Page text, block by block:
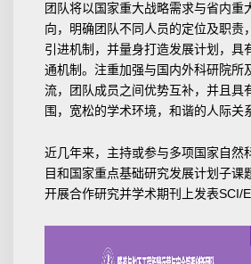
团队将以国家重大战略需求与省内重
向，明确团队不同人员的定位及职责
引进机制，并量身打造发展计划，具
通机制。注重加强与国内外科研院所
流，团队成员之间优势互补，并且具
围，宽松的学术环境，和谐的人际关
近几年来，主持或参与多项国家自然
目和国家重点基础研究发展计划子课
开展合作研究并学术期刊上发表SCI/